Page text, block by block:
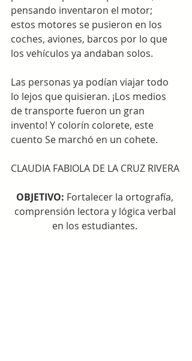
pensando inventaron el motor;
estos motores se pusieron en los
coches, aviones, barcos por lo que
los vehículos ya andaban solos.
Las personas ya podían viajar todo
lo lejos que quisieran. ¡Los medios
de transporte fueron un gran
invento! Y colorín colorete, este
cuento Se marchó en un cohete.
CLAUDIA FABIOLA DE LA CRUZ RIVERA
OBJETIVO: Fortalecer la ortografía,
comprensión lectora y lógica verbal
en los estudiantes.